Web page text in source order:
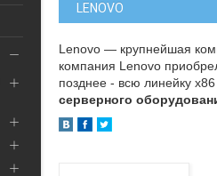
LENOVO
Lenovo — крупнейшая
компания Lenovo
позднее - всю линейку
серверного